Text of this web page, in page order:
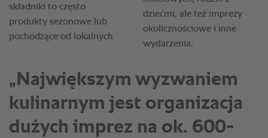
„Największym wyzwaniem
kulinarnym jest organizacja
dużych imprez na ok. 600-